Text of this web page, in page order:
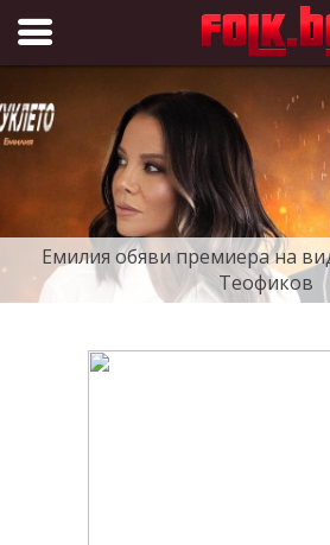
Folk.bg
Емилия обяви премиера на
Теофиков